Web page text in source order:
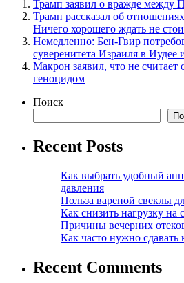
Трамп заявил о вражде между
Трамп рассказал об
Ничего хорошего ждать не
Немедленно: Бен-Гвир
суверенитета Израиля в Иудее
Макрон заявил, что не считает
геноцидом
Поиск
Recent Posts
Как выбрать удобный
давления
Польза вареной свеклы
Как снизить нагрузку на
Причины вечерних
Как часто нужно сдавать
Recent Comments